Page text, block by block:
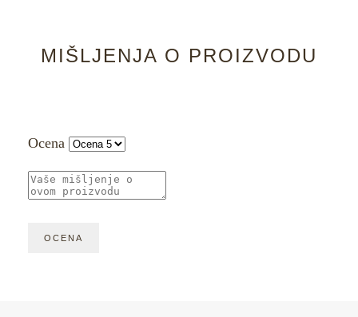
MIŠLJENJA O PROIZVODU
Ocena